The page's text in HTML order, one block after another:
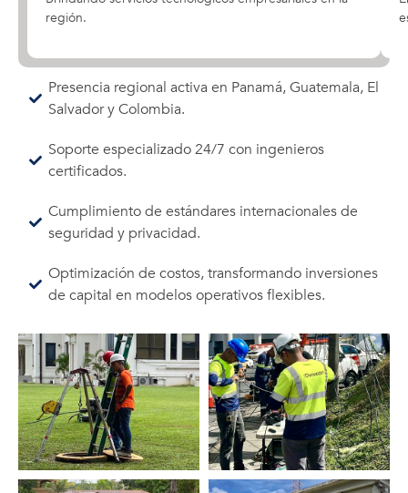
región.
Presencia regional activa en Panamá, Guatemala, El
Salvador y Colombia.
Soporte especializado 24/7 con ingenieros
certificados.
Cumplimiento de estándares internacionales de
seguridad y privacidad.
Optimización de costos, transformando inversiones
de capital en modelos operativos flexibles.